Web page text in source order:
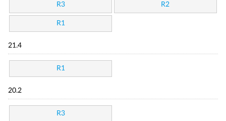
R3 R2
R1
21.4
R1
20.2
R3